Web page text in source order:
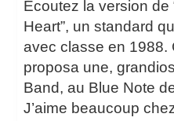
Écoutez la version de
Heart”, un standard
avec classe en 1988.
proposa une,
Band, au Blue Note
J’aime beaucoup